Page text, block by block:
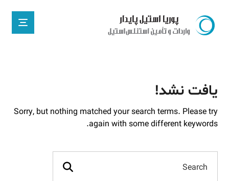
یافت نشد!
Sorry, but nothing matched your search terms. Please try
again with some different keywords.